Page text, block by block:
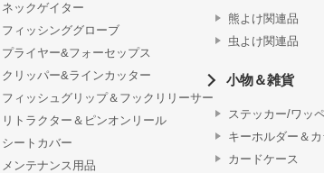
ネックゲイター
フィッシンググローブ
プライヤー&フォーセップス
クリッパー&ラインカッター
フィッシュグリップ＆フックリリーサー
リトラクター＆ピンオンリール
シートカバー
メンテナンス用品
熊よけ関連品
虫よけ関連品
小物＆雑貨
ステッカー/ワッ
キーホルダー＆
カードケース